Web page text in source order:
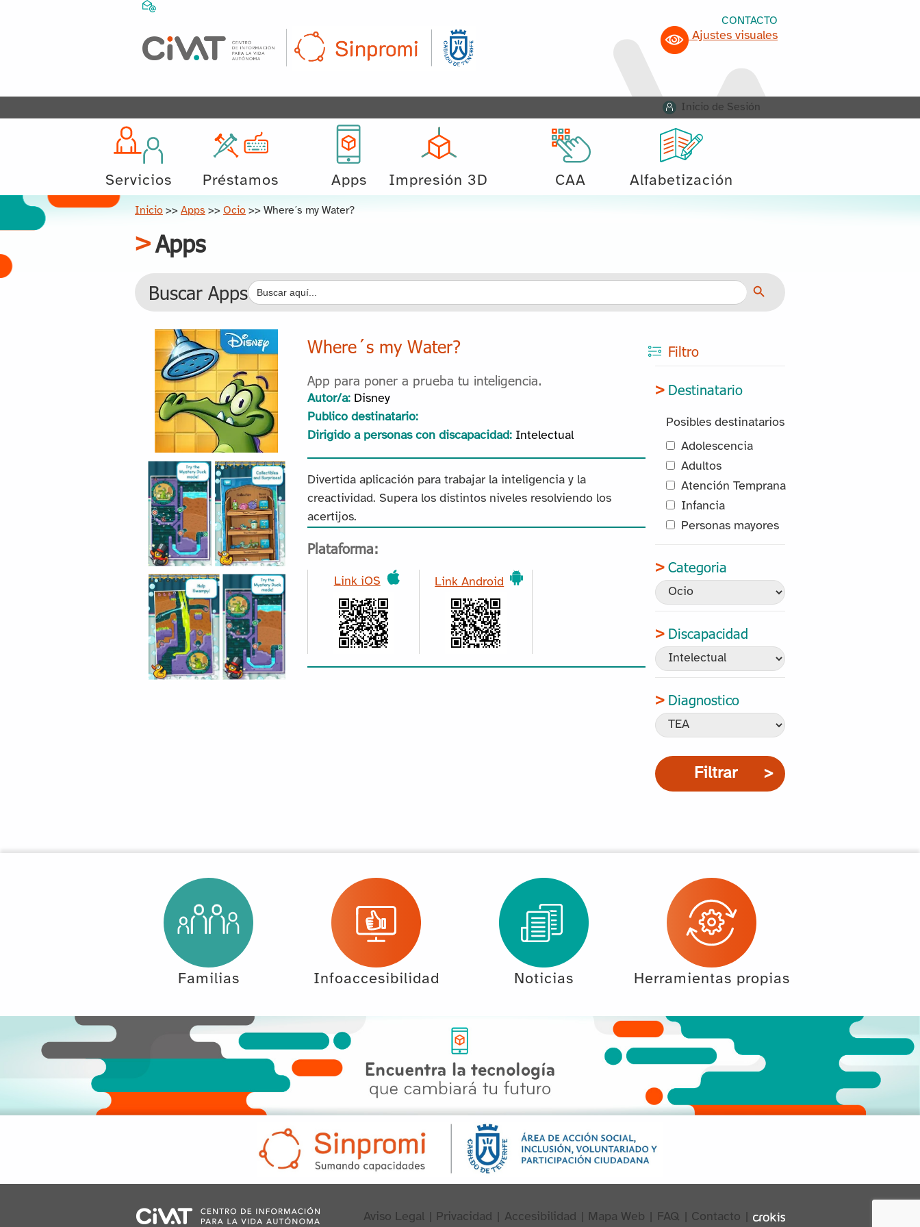
CONTACTO
Ajustes visuales
Inicio de Sesión
Servicios Préstamos Apps Impresión 3D CAA Alfabetización
Inicio >> Apps >> Ocio >> Where´s my Water?
Apps
Buscar AppsBuscar: Botón de búsqueda
Where´s my Water?
App para poner a prueba tu inteligencia.
Autor/a: Disney
Publico destinatario:
Dirigido a personas con discapacidad: Intelectual
Divertida aplicación para trabajar la inteligencia y la
creactividad. Supera los distintos niveles resolviendo los
acertijos.
Plataforma:
Link iOS Link Android
Filtro
Destinatario
Posibles destinatarios
Adolescencia
Adultos
Atención Temprana
Infancia
Personas mayores
Categoria
Discapacidad
Diagnostico
Filtrar
Familias Infoaccesibilidad Noticias Herramientas propias
Aviso Legal Privacidad Accesibilidad Mapa Web FAQ Contacto